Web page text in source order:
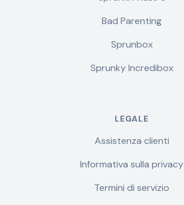
Bad Parenting
Sprunbox
Sprunky Incredibox
LEGALE
Assistenza clienti
Informativa sulla privacy
Termini di servizio